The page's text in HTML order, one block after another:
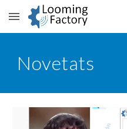
Skip to main content
Novetats